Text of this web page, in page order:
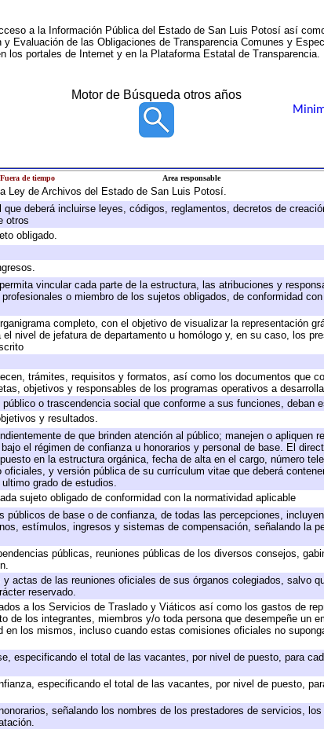
a la Información Pública del Estado de San Luis Potosí así
Evaluación de las Obligaciones de Transparencia Comunes y
los portales de Internet y en la Plataforma Estatal de Transparencia.
Motor de Búsqueda otros años
de tiempo Area responsable
Ley de Archivos del Estado de San Luis Potosí.
deberá incluirse leyes, códigos, reglamentos, decretos de
otros
obligado.
vincular cada parte de la estructura, las atribuciones y
o miembro de los sujetos obligados, de conformidad
completo, con el objetivo de visualizar la representación
nivel de jefatura de departamento u homólogo y, en su caso, los
trámites, requisitos y formatos, así como los documentos que
objetivos y responsables de los programas operativos a
o trascendencia social que conforme a sus funciones, deban
y resultados.
de que brinden atención al público; manejen o apliquen
el régimen de confianza u honorarios y personal de base. El
en la estructura orgánica, fecha de alta en el cargo, número
y versión pública de su currículum vitae que deberá
grado de estudios.
sujeto obligado de conformidad con la normatividad aplicable
de base o de confianza, de todas las percepciones,
estímulos, ingresos y sistemas de compensación, señalando la
públicas, reuniones públicas de los diversos consejos,
actas de las reuniones oficiales de sus órganos colegiados, salvo
reservado.
a los Servicios de Traslado y Viáticos así como los gastos de
de los integrantes, miembros y/o toda persona que desempeñe un
los mismos, incluso cuando estas comisiones oficiales no
especificando el total de las vacantes, por nivel de puesto, para
especificando el total de las vacantes, por nivel de puesto,
señalando los nombres de los prestadores de servicios,